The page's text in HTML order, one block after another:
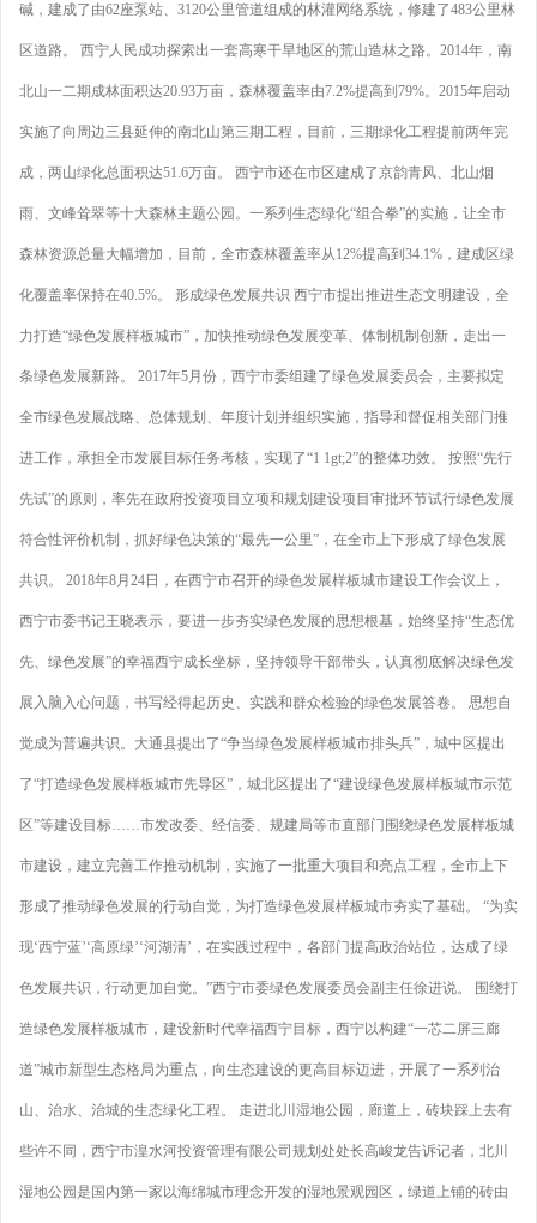
碱，建成了由62座泵站、3120公里管道组成的林灌网络系统，修建了483公里林
区道路。 西宁人民成功探索出一套高寒干旱地区的荒山造林之路。2014年，南
北山一二期成林面积达20.93万亩，森林覆盖率由7.2%提高到79%。2015年启动
实施了向周边三县延伸的南北山第三期工程，目前，三期绿化工程提前两年完
成，两山绿化总面积达51.6万亩。 西宁市还在市区建成了京韵青风、北山烟
雨、文峰耸翠等十大森林主题公园。一系列生态绿化“组合拳”的实施，让全市
森林资源总量大幅增加，目前，全市森林覆盖率从12%提高到34.1%，建成区绿
化覆盖率保持在40.5%。 形成绿色发展共识 西宁市提出推进生态文明建设，全
力打造“绿色发展样板城市”，加快推动绿色发展变革、体制机制创新，走出一
条绿色发展新路。 2017年5月份，西宁市委组建了绿色发展委员会，主要拟定
全市绿色发展战略、总体规划、年度计划并组织实施，指导和督促相关部门推
进工作，承担全市发展目标任务考核，实现了“1 1gt;2”的整体功效。 按照“先行
先试”的原则，率先在政府投资项目立项和规划建设项目审批环节试行绿色发展
符合性评价机制，抓好绿色决策的“最先一公里”，在全市上下形成了绿色发展
共识。 2018年8月24日，在西宁市召开的绿色发展样板城市建设工作会议上，
西宁市委书记王晓表示，要进一步夯实绿色发展的思想根基，始终坚持“生态优
先、绿色发展”的幸福西宁成长坐标，坚持领导干部带头，认真彻底解决绿色发
展入脑入心问题，书写经得起历史、实践和群众检验的绿色发展答卷。 思想自
觉成为普遍共识。大通县提出了“争当绿色发展样板城市排头兵”，城中区提出
了“打造绿色发展样板城市先导区”，城北区提出了“建设绿色发展样板城市示范
区”等建设目标……市发改委、经信委、规建局等市直部门围绕绿色发展样板城
市建设，建立完善工作推动机制，实施了一批重大项目和亮点工程，全市上下
形成了推动绿色发展的行动自觉，为打造绿色发展样板城市夯实了基础。 “为实
现‘西宁蓝’‘高原绿’‘河湖清’，在实践过程中，各部门提高政治站位，达成了绿
色发展共识，行动更加自觉。”西宁市委绿色发展委员会副主任徐进说。 围绕打
造绿色发展样板城市，建设新时代幸福西宁目标，西宁以构建“一芯二屏三廊
道”城市新型生态格局为重点，向生态建设的更高目标迈进，开展了一系列治
山、治水、治城的生态绿化工程。 走进北川湿地公园，廊道上，砖块踩上去有
些许不同，西宁市湟水河投资管理有限公司规划处处长高峻龙告诉记者，北川
湿地公园是国内第一家以海绵城市理念开发的湿地景观园区，绿道上铺的砖由